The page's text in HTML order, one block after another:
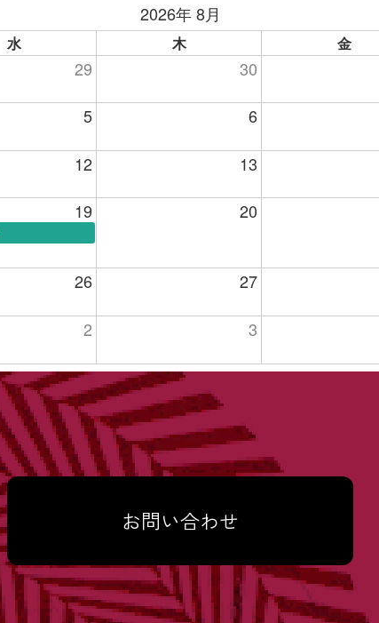
2026年 8月
水 木 金
29 30
5 6
12 13
19 20
26 27
2 3
お問い合わせ